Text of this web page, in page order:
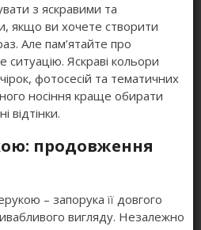
з яскравими та
якщо ви хочете створити
Але пам’ятайте про
ситуацію. Яскраві кольори
фотосесій та тематичних
носіння краще обирати
відтінки.
продовження
– запорука її довгого
вигляду. Незалежно